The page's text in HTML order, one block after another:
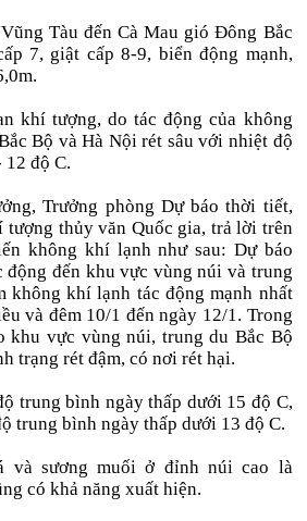
Tàu đến Cà Mau gió Đông Bắc
7, giật cấp 8-9, biển động mạnh,
khí tượng, do tác động của không
Bộ và Hà Nội rét sâu với nhiệt độ
12 độ C.
Trưởng phòng Dự báo thời tiết,
tượng thủy văn Quốc gia, trả lời trên
không khí lạnh như sau: Dự báo
động đến khu vực vùng núi và trung
không khí lạnh tác động mạnh nhất
và đêm 10/1 đến ngày 12/1. Trong
khu vực vùng núi, trung du Bắc Bộ
trạng rét đậm, có nơi rét hại.
trung bình ngày thấp dưới 15 độ C,
trung bình ngày thấp dưới 13 độ C.
và sương muối ở đỉnh núi cao là
có khả năng xuất hiện.